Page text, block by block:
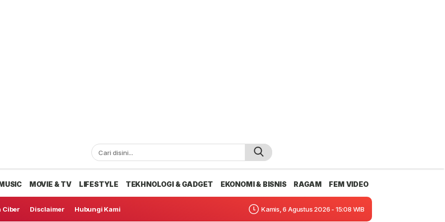
MOVIE & TV LIFESTYLE TEKHNOLOGI & GADGET EKONOMI & BISNIS RAGAM FEM VIDEO
Ciber Disclaimer Hubungi Kami Kamis, 6 Agustus 2026 - 15:08 WIB